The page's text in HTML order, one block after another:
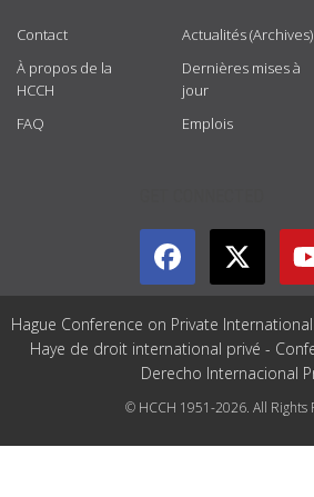
Contact
À propos de la
HCCH
FAQ
Actualités (Archives)
Dernières mises à
jour
Emplois
Hague Conference on Private
Haye de droit international privé -
Derecho Internacional
© HCCH 1951-2026. All Rights